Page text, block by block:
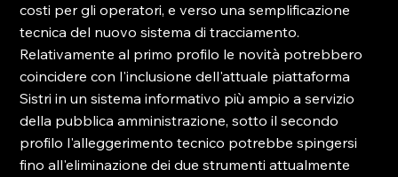
costi per gli operatori, e verso una semplificazione
tecnica del nuovo sistema di tracciamento.
Relativamente al primo profilo le novità potrebbero
coincidere con l'inclusione dell'attuale piattaforma
Sistri in un sistema informativo più ampio a servizio
della pubblica amministrazione, sotto il secondo
profilo l'alleggerimento tecnico potrebbe spingersi
fino all'eliminazione dei due strumenti attualmente